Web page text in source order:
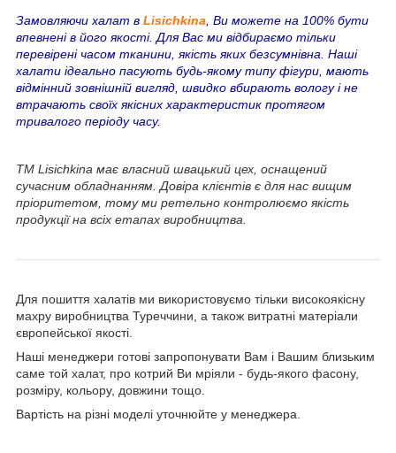
Замовляючи халат в Lisichkina, Ви можете на 100% бути
впевнені в його якості. Для Вас ми відбираємо тільки
перевірені часом тканини, якість яких безсумнівна. Наші
халати ідеально пасують будь-якому типу фігури, мають
відмінний зовнішній вигляд, швидко вбирають вологу і не
втрачають своїх якісних характеристик протягом
тривалого періоду часу.
ТМ Lisichkina має власний швацький цех, оснащений
сучасним обладнанням. Довіра клієнтів є для нас вищим
пріоритетом, тому ми ретельно контролюємо якість
продукції на всіх етапах виробництва.
Для пошиття халатів ми використовуємо тільки високоякісну
махру виробництва Туреччини, а також витратні матеріали
європейської якості.
Наші менеджери готові запропонувати Вам і Вашим близьким
саме той халат, про котрий Ви мріяли - будь-якого фасону,
розміру, кольору, довжини тощо.
Вартість на різні моделі уточнюйте у менеджера.